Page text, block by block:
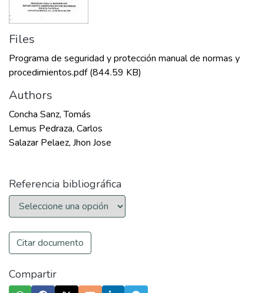
Files
Programa de seguridad y protección manual de normas y
procedimientos.pdf(844.59 KB)
Authors
Concha Sanz, Tomás
Lemus Pedraza, Carlos
Salazar Pelaez, Jhon Jose
Referencia bibliográfica
Citar documento
Compartir